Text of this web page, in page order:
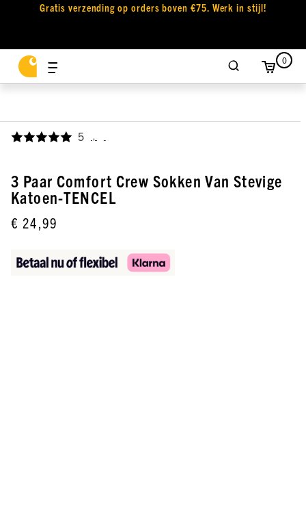
Gratis verzending op orders boven €75. Werk in stijl!
0
5 ,
3 Paar Comfort Crew Sokken Van Stevige
Katoen-TENCEL
€ 24,99